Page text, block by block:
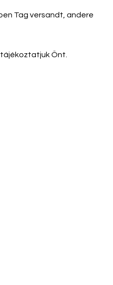
Tag versandt, andere
Önt.